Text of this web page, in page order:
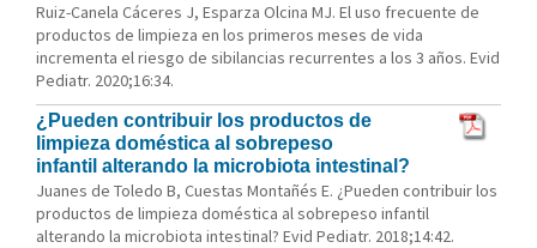
Ruiz-Canela Cáceres J, Esparza Olcina MJ. El uso frecuente de
productos de limpieza en los primeros meses de vida
incrementa el riesgo de sibilancias recurrentes a los 3 años. Evid
Pediatr. 2020;16:34.
¿Pueden contribuir los productos de
limpieza doméstica al sobrepeso
infantil alterando la microbiota intestinal?
Juanes de Toledo B, Cuestas Montañés E. ¿Pueden contribuir los
productos de limpieza doméstica al sobrepeso infantil
alterando la microbiota intestinal? Evid Pediatr. 2018;14:42.